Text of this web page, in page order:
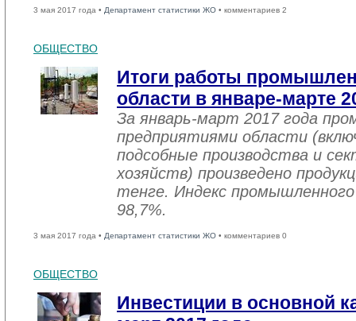
3 мая 2017 года • Департамент статистики ЖО • комментариев 2
ОБЩЕСТВО
Итоги работы
области в январе-марте
За январь-март 2017 года
предприятиями области
подсобные производства и
хозяйств) произведено
тенге. Индекс
98,7%.
3 мая 2017 года • Департамент статистики ЖО • комментариев 0
ОБЩЕСТВО
Инвестиции в основной